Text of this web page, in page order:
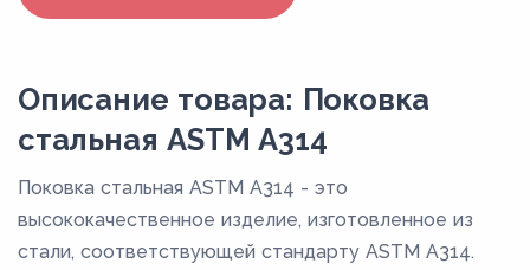
Описание товара: Поковка
стальная ASTM A314
Поковка стальная ASTM A314 - это
высококачественное изделие, изготовленное из
стали, соответствующей стандарту ASTM A314.